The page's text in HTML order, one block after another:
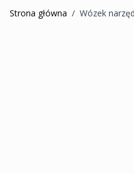
Strona główna / Wózek